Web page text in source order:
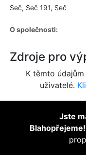
Seč, Seč 191, Seč
O společnosti:
Zdroje pro
K těmto
uživatelé.
Jste
Blahopřejeme!